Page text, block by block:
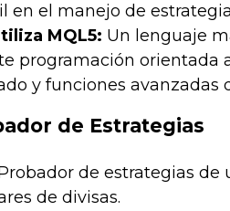
en el manejo de
MQL5: Un lenguaje
programación orientada
y funciones avanzadas
de Estrategias
de estrategias de
de divisas.